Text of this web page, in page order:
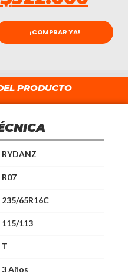
¡COMPRAR YA!
PRODUCTO
RYDANZ
R07
235/65R16C
115/113
T
3 Años